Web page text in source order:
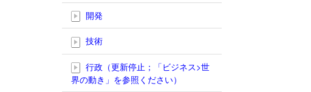
開発
技術
行政（更新停止；「ビジネス>世
界の動き」を参照ください）